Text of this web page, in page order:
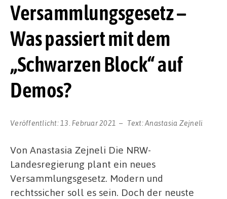
Versammlungsgesetz –
Was passiert mit dem
„Schwarzen Block“ auf
Demos?
Veröffentlicht: 13. Februar 2021 Text:Anastasia Zejneli
Von Anastasia Zejneli Die NRW-
Landesregierung plant ein neues
Versammlungsgesetz. Modern und
rechtssicher soll es sein. Doch der neuste